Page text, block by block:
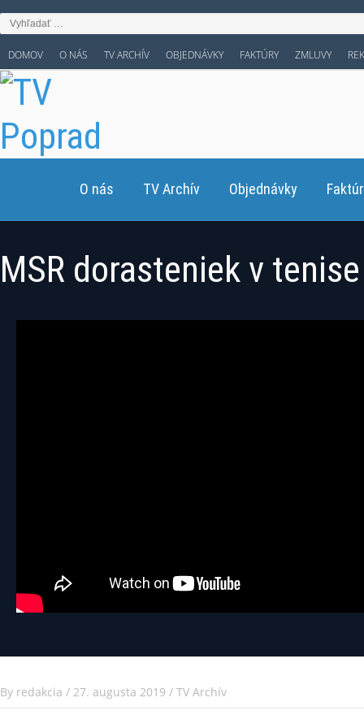
DOMOV O NÁS TV ARCHÍV OBJEDNÁVKY FAKTÚRY ZMLUVY
O nás TV Archív Objednávky
MSR dorasteniek v tenise
By redakcia / 27. augusta 2019 / TV Archív